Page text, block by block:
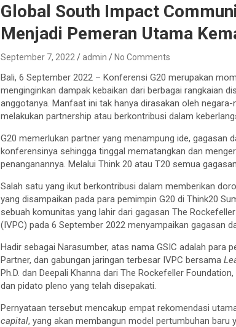
Global South Impact
Menjadi Pemeran Utama
September 7, 2022 admin No Comments
Bali, 6 September 2022 – Konferensi G20 merupakan
menginginkan dampak kebaikan dari berbagai rangkaian
anggotanya. Manfaat ini tak hanya dirasakan oleh
melakukan partnership atau berkontribusi dalam
G20 memerlukan partner yang menampung ide, gagasan
konferensinya sehingga tinggal mematangkan dan
penanganannya. Melalui Think 20 atau T20 semua
Salah satu yang ikut berkontribusi dalam memberikan
yang disampaikan pada para pemimpin G20 di Think20
sebuah komunitas yang lahir dari gagasan The
(IVPC) pada 6 September 2022 menyampaikan gagasan
Hadir sebagai Narasumber, atas nama GSIC adalah para
Partner, dan gabungan jaringan terbesar IVPC bersama
Ph.D. dan Deepali Khanna dari The Rockefeller
dan pidato pleno yang telah disepakati.
Pernyataan tersebut mencakup empat rekomendasi
capital, yang akan membangun model pertumbuhan baru